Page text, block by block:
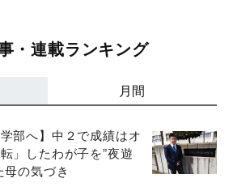
・連載ランキング
月間
部へ】中２で成績はオ
」したわが子を”夜遊
母の気づき